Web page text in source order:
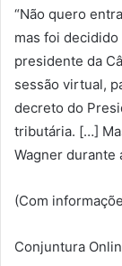
“Não quero
mas foi
presidente da
sessão virtual,
decreto do
tributária. […]
Wagner durante
(Com
Conjuntura